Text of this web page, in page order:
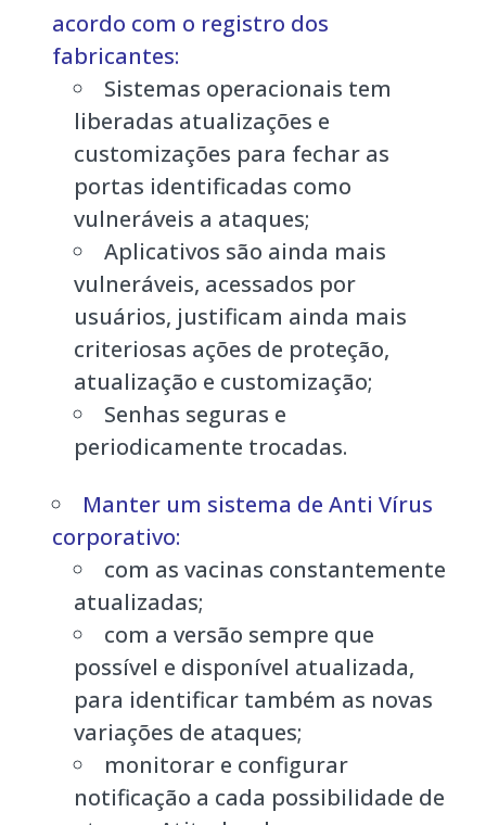
acordo com o registro dos
fabricantes:
Sistemas operacionais tem
liberadas atualizações e
customizações para fechar as
portas identificadas como
vulneráveis a ataques;
Aplicativos são ainda mais
vulneráveis, acessados por
usuários, justificam ainda mais
criteriosas ações de proteção,
atualização e customização;
Senhas seguras e
periodicamente trocadas.
Manter um sistema de Anti Vírus
corporativo:
com as vacinas constantemente
atualizadas;
com a versão sempre que
possível e disponível atualizada,
para identificar também as novas
variações de ataques;
monitorar e configurar
notificação a cada possibilidade de